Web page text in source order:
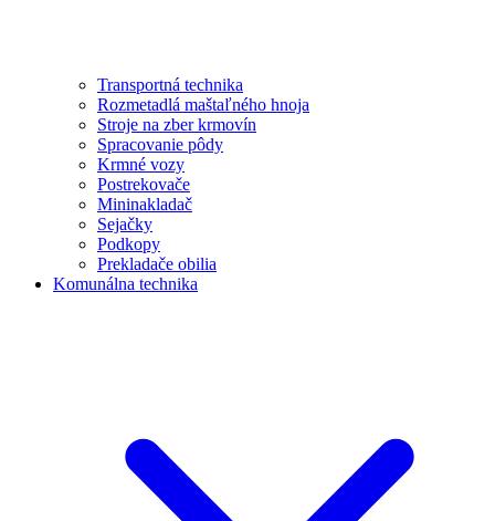
Transportná technika
Rozmetadlá maštaľného hnoja
Stroje na zber krmovín
Spracovanie pôdy
Krmné vozy
Postrekovače
Mininakladač
Sejačky
Podkopy
Prekladače obilia
Komunálna technika